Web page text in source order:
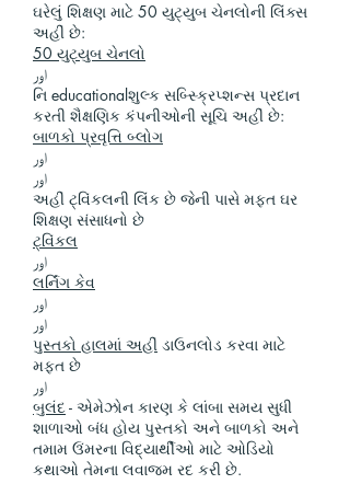
ઘરેલું શિક્ષણ માટે 50 યુટ્યુબ ચેનલોની લિંક્સ
અહીં છે:
50 યુટ્યુબ ચેનલો
اور
નિ educationalશુલ્ક સબ્સ્ક્રિપ્શન્સ પ્રદાન
કરતી શૈક્ષણિક કંપનીઓની સૂચિ અહીં છે:
બાળકો પ્રવૃત્તિ બ્લોગ
اور
اور
અહીં ટ્વિંકલની લિંક છે જેની પાસે મફત ઘર
શિક્ષણ સંસાધનો છે
ટ્વિંકલ
اور
લર્નિંગ કેવ
اور
اور
પુસ્તકો હાલમાં અહીં ડાઉનલોડ કરવા માટે
મફત છે
اور
બુલંદ- એમેઝોન કારણ કે લાંબા સમય સુધી
શાળાઓ બંધ હોય પુસ્તકો અને બાળકો અને
તમામ ઉંમરના વિદ્યાર્થીઓ માટે ઓડિયો
કથાઓ તેમના લવાજમ રદ કરી છે.